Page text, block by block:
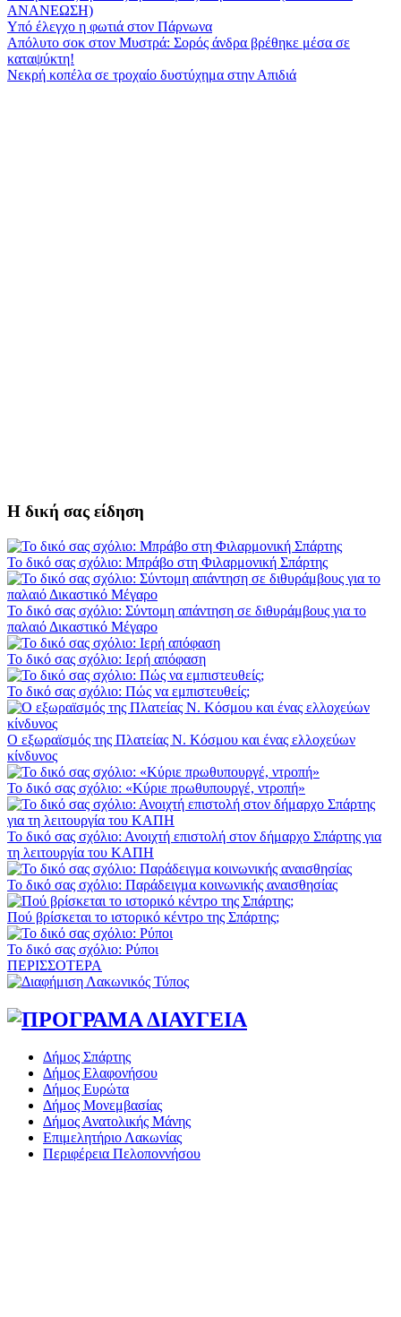
ΑΝΑΝΕΩΣΗ)
Υπό έλεγχο η φωτιά στον Πάρνωνα
Απόλυτο σοκ στον Μυστρά: Σορός άνδρα βρέθηκε μέσα σε
καταψύκτη!
Νεκρή κοπέλα σε τροχαίο δυστύχημα στην Απιδιά
Η δική σας είδηση
Το δικό σας σχόλιο: Μπράβο στη Φιλαρμονική Σπάρτης
Το δικό σας σχόλιο: Σύντομη απάντηση σε διθυράμβους για το
παλαιό Δικαστικό Μέγαρο
Το δικό σας σχόλιο: Ιερή απόφαση
Το δικό σας σχόλιο: Πώς να εμπιστευθείς;
Ο εξωραϊσμός της Πλατείας Ν. Κόσμου και ένας ελλοχεύων
κίνδυνος
Το δικό σας σχόλιο: «Κύριε πρωθυπουργέ, ντροπή»
Το δικό σας σχόλιο: Ανοιχτή επιστολή στον δήμαρχο Σπάρτης για
τη λειτουργία του ΚΑΠΗ
Το δικό σας σχόλιο: Παράδειγμα κοινωνικής αναισθησίας
Πού βρίσκεται το ιστορικό κέντρο της Σπάρτης;
Το δικό σας σχόλιο: Ρύποι
ΠΕΡΙΣΣΟΤΕΡΑ
Δήμος Σπάρτης
Δήμος Ελαφονήσου
Δήμος Ευρώτα
Δήμος Μονεμβασίας
Δήμος Ανατολικής Μάνης
Επιμελητήριο Λακωνίας
Περιφέρεια Πελοποννήσου